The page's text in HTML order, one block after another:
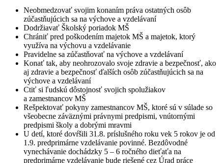
Neobmedzovať svojim konaním práva ostatných osôb
zúčastňujúcich sa na výchove a vzdelávaní
Dodržiavať Školský poriadok MŠ
Chrániť pred poškodením majetok MŠ a majetok, ktorý
využíva na výchovu a vzdelávanie
Pravidelne sa zúčastňovať na výchove a vzdelávaní
Konať tak, aby neohrozovalo svoje zdravie a bezpečnosť, ako
aj zdravie a bezpečnosť ďalších osôb zúčastňujúcich sa na
výchove a vzdelávaní
Ctiť si ľudskú dôstojnosť svojich spolužiakov
a zamestnancov MŠ
Rešpektovať pokyny zamestnancov MŠ, ktoré sú v súlade so
všeobecne záväznými právnymi predpismi, vnútornými
predpismi školy a dobrými mravmi
U detí, ktoré dovŕšili 31.8. príslušného roku vek 5 rokov je od
1.9. predprimárne vzdelávanie povinné. Bezdôvodné
vynechávanie dochádzky 5 – 6 ročného dieťaťa na
predprimárne vzdelávanie bude riešené cez Úrad práce